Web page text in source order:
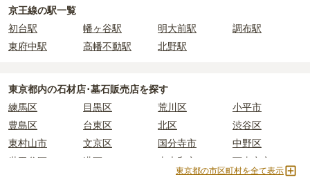
・開眼法要の費用
用。僧侶に渡すお布施がかかります。
・納骨式の費用
：お墓に遺骨を納める儀式のための費用。僧侶に渡
ます。
正確な費用は、区画や石材の選び方によって大きく変わるため、見
現地見学では、担当者に「提示金額以外にかかる費用はないか」を
現地への見学が難しい場合は、資料請求でも各霊園の詳しい料金案
替えてお墓を探すのがおすすめです。
2人用区画あり
京王線の駅一覧
初台駅
幡ヶ谷駅 明大前駅
調布駅
東府中駅
高幡不動駅 北野駅
東京都内の石材店･墓石販売店を探す
練馬区
目黒区 荒川区
小平市
豊島区
台東区 北区
渋谷区
東村山市
文京区 国分寺市
中野区
世田谷区
港区 東大和市
西東京市
東京都の市区町村を全て表示